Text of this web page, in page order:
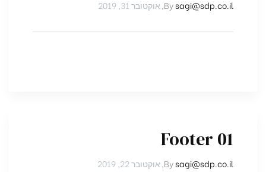
Bysagi@sdp.co.il אוקטובר 31, 2019
Footer 01
Bysagi@sdp.co.il אוקטובר 22, 2019